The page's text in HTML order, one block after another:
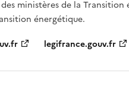
ministères de la Transition
énergétique.
legifrance.gouv.fr